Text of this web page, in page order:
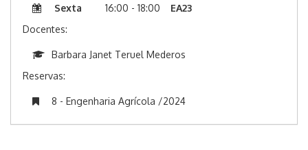
Sexta
16:00 - 18:00
EA23
Docentes:
Barbara Janet Teruel Mederos
Reservas:
8 - Engenharia Agrícola /2024